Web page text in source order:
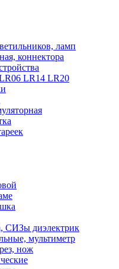
ламп
коннектора
LR14 LR20
СИЗы диэлектрик
мультиметр
нож